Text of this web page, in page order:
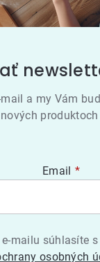
a my Vám
Email
mailu súhlasíte s
osobných